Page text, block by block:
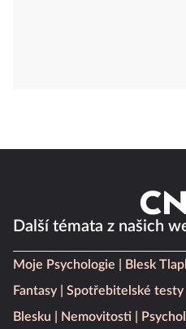
Další témata z našich
Moje Psychologie Blesk
Fantasy
Spotřebitelské testy
Blesku
Nemovitosti